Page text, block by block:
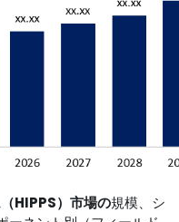
HIPPS）市場の規模、シ